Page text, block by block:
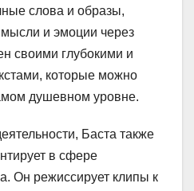
слова и образы,
и эмоции через
своими глубокими и
которые можно
душевном уровне.
Баста также
в сфере
Он режиссирует клипы к